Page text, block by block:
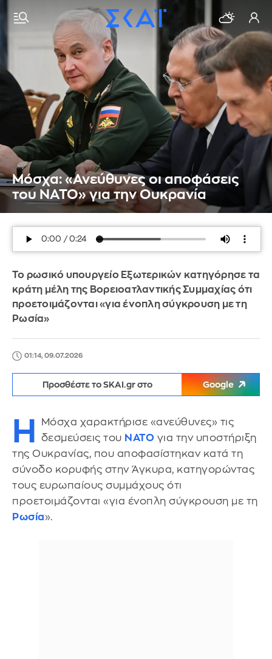
Μόσχα: «Ανεύθυνες οι αποφάσεις
του ΝΑΤΟ» για την Ουκρανία
Το ρωσικό υπουργείο Εξωτερικών κατηγόρησε τα
κράτη μέλη της Βορειοατλαντικής Συμμαχίας ότι
προετοιμάζονται «για ένοπλη σύγκρουση με τη
Ρωσία»
01:14, 09.07.2026
Προσθέστε το SKAI.gr στο Google
Η
Μόσχα χαρακτήρισε «ανεύθυνες» τις
δεσμεύσεις του ΝΑΤΟ για την υποστήριξη
της Ουκρανίας, που αποφασίστηκαν κατά τη
σύνοδο κορυφής στην Άγκυρα, κατηγορώντας
τους ευρωπαίους συμμάχους ότι
προετοιμάζονται «για ένοπλη σύγκρουση με τη
Ρωσία».